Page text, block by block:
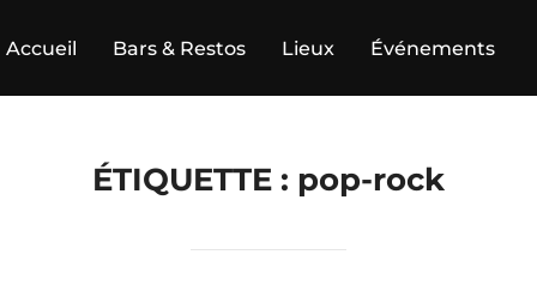
Accueil Bars & Restos Lieux Événements
ÉTIQUETTE : pop-rock